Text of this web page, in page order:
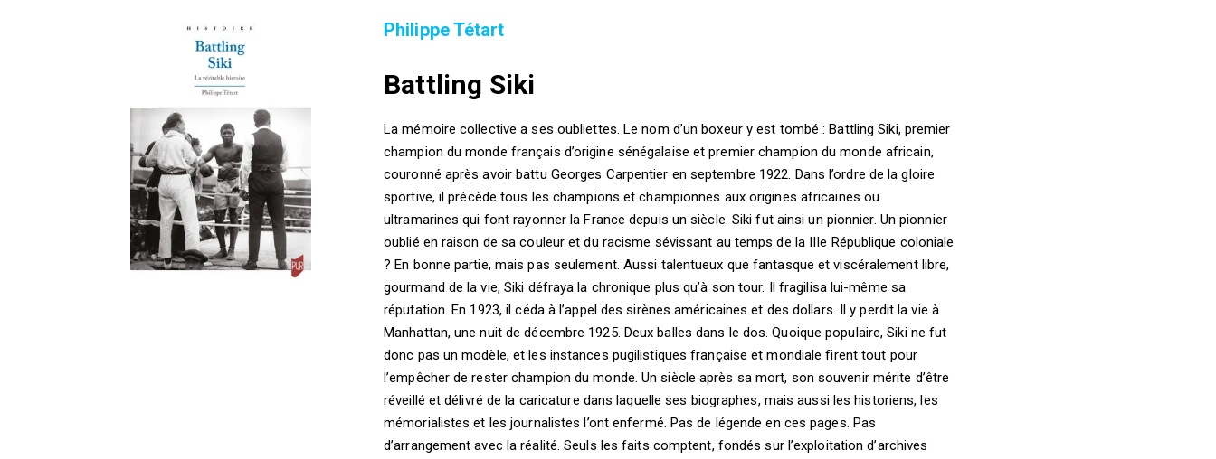
Philippe Tétart
Battling Siki
La mémoire collective a ses oubliettes. Le nom d’un boxeur y est tombé : Battling Siki, premier
champion du monde français d’origine sénégalaise et premier champion du monde africain,
couronné après avoir battu Georges Carpentier en septembre 1922. Dans l’ordre de la gloire
sportive, il précède tous les champions et championnes aux origines africaines ou
ultramarines qui font rayonner la France depuis un siècle. Siki fut ainsi un pionnier. Un pionnier
oublié en raison de sa couleur et du racisme sévissant au temps de la IIIe République coloniale
? En bonne partie, mais pas seulement. Aussi talentueux que fantasque et viscéralement libre,
gourmand de la vie, Siki défraya la chronique plus qu’à son tour. Il fragilisa lui-même sa
réputation. En 1923, il céda à l’appel des sirènes américaines et des dollars. Il y perdit la vie à
Manhattan, une nuit de décembre 1925. Deux balles dans le dos. Quoique populaire, Siki ne fut
donc pas un modèle, et les instances pugilistiques française et mondiale firent tout pour
l’empêcher de rester champion du monde. Un siècle après sa mort, son souvenir mérite d’être
réveillé et délivré de la caricature dans laquelle ses biographes, mais aussi les historiens, les
mémorialistes et les journalistes l’ont enfermé. Pas de légende en ces pages. Pas
d’arrangement avec la réalité. Seuls les faits comptent, fondés sur l’exploitation d’archives